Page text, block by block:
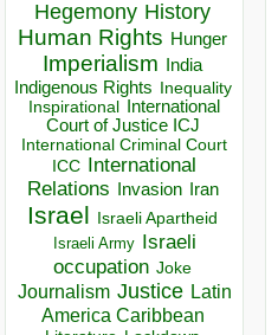
Hegemony History
Human Rights Hunger
Imperialism India
Indigenous Rights Inequality
Inspirational
International
Court of Justice ICJ
International Criminal Court
ICC
International
Relations
Invasion Iran
Israel Israeli Apartheid
Israeli Army Israeli
occupation Joke
Journalism Justice Latin
America Caribbean